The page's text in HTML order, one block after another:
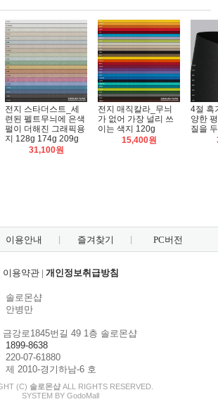
전지 스타더스트_세
련된 펠트무늬에 은색
펄이 더해진 그래픽용
지 128g 174g 209g
31,100원
전지 매직칼라_무늬
가 없어 가장 널리 쓰
이는 색지 120g
15,400원
4절 흑
양한
질을
이용안내 즐겨찾기 PC버전
이용약관| 개인정보취급방침
솔로몬샵
안병만
강로1845번길 49 1층 솔로몬샵
1899-8638
220-07-61880
제 2010-경기하남-6 호
(C) 솔로몬샵 ALL RIGHTS RESERVED.
SYSTEM BY GodoMall